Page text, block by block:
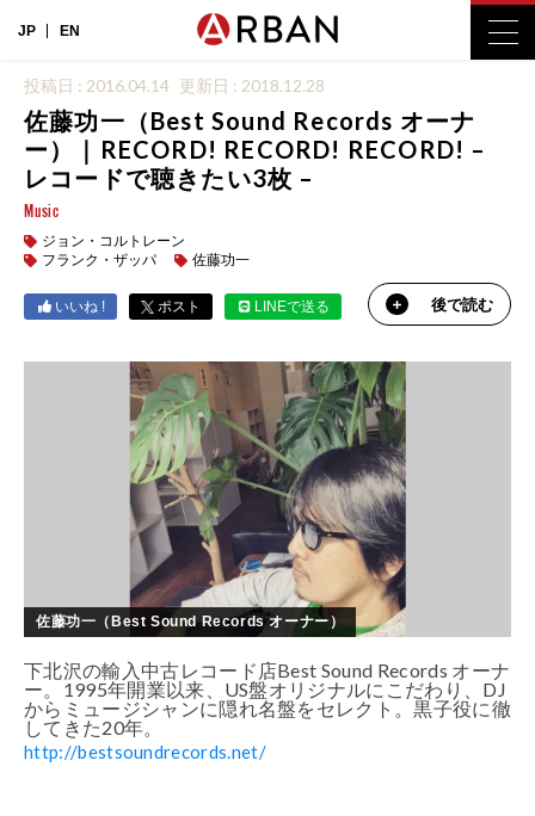
JP EN
投稿日 : 2016.04.14 更新日 : 2018.12.28
佐藤功一（Best Sound Records オーナ
ー）｜RECORD! RECORD! RECORD! –
レコードで聴きたい3枚 –
Music
ジョン・コルトレーン
フランク・ザッパ
佐藤功一
いいね ! ポスト LINEで送る 後で読む
佐藤功一（Best Sound Records オーナー）
下北沢の輸入中古レコード店Best Sound Records オーナ
ー。1995年開業以来、US盤オリジナルにこだわり、DJ
からミュージシャンに隠れ名盤をセレクト。黒子役に徹
してきた20年。
http://bestsoundrecords.net/